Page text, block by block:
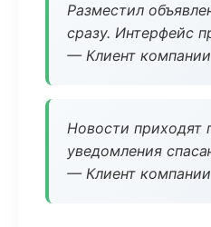
Разместил
сразу. Интерфейс
— Клиент компании
Новости приходят
уведомления
— Клиент компании